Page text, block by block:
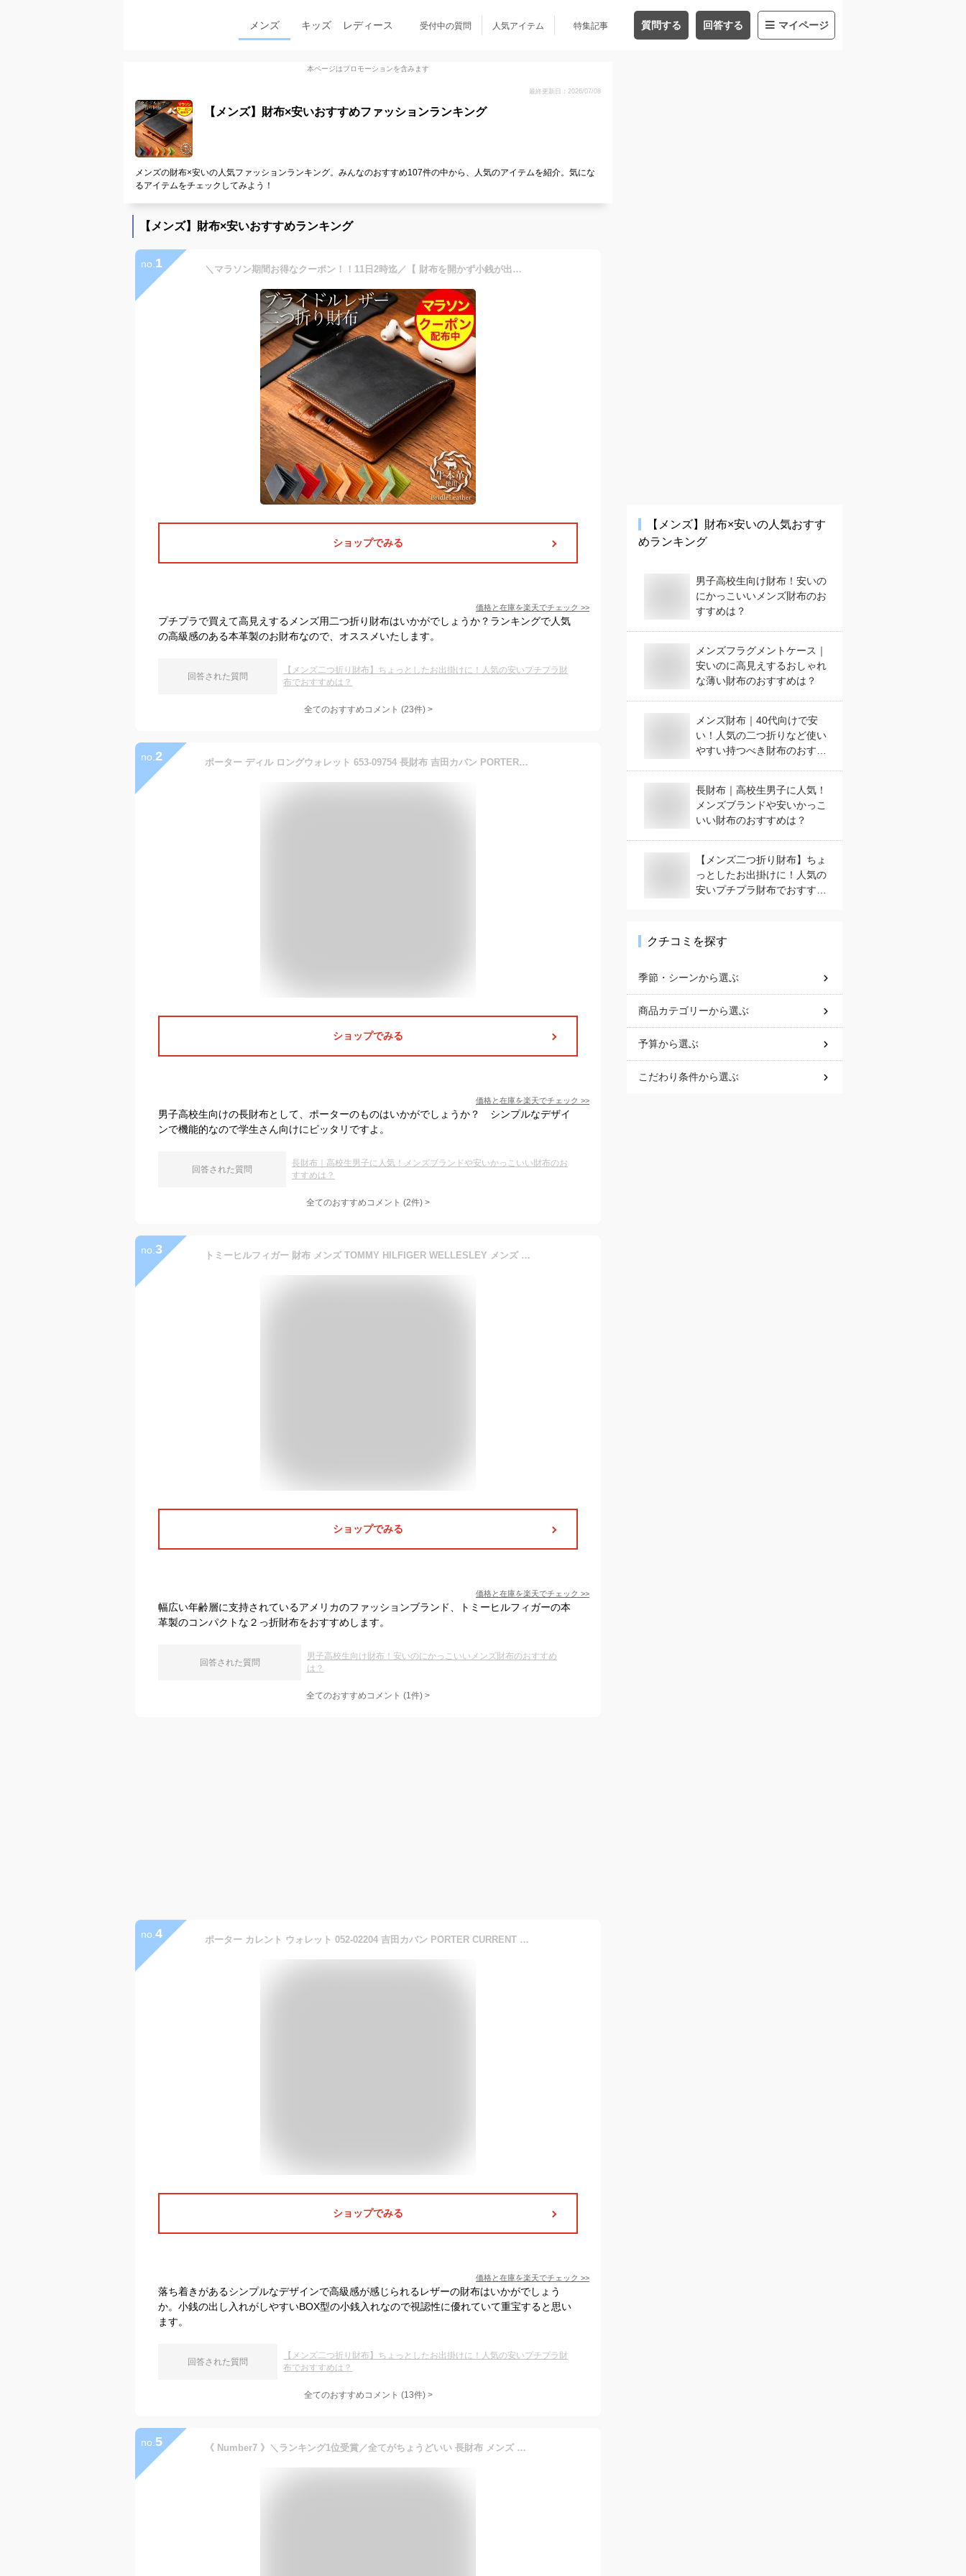
メンズ キッズ レディース 受付中の質問 人気アイテム 特集記事 質問する 回答する マイページ
本ページはプロモーションを含みます
最終更新日：2026/07/08
【メンズ】財布×安いおすすめファッションランキング
メンズの財布×安いの人気ファッションランキング。みんなのおすすめ107件の中から、人気のアイテムを紹介。気にな
るアイテムをチェックしてみよう！
【メンズ】財布×安いおすすめランキング
no. 1 ＼マラソン期間お得なクーポン！！11日2時迄／【 財布を開かず小銭が出せる】《ランキング1位受賞！》スリム ブライドルレザー 二つ折り財布 メンズ 本革 GRACIA グラシア 大容量 BOX型小銭入れ 二つ折り 財布 プレゼント 人気 新生活 革 サイフ ギフト 送料無料
ショップでみる
価格と在庫を楽天でチェック >>
プチプラで買えて高見えするメンズ用二つ折り財布はいかがでしょうか？ランキングで人気
の高級感のある本革製のお財布なので、オススメいたします。
回答された質問
【メンズ二つ折り財布】ちょっとしたお出掛けに！人気の安いプチプラ財
布でおすすめは？
全てのおすすめコメント (23件) >
no. 2 ポーター ディル ロングウォレット 653-09754 長財布 吉田カバン PORTER DILL WALLET 財布 メンズ レディース ブランド かぶせ 小銭入れ付き 軽量 シンプル ビジネス 黒 ブラック プレゼント ギフト 日本製
ショップでみる
価格と在庫を楽天でチェック >>
男子高校生向けの長財布として、ポーターのものはいかがでしょうか？ シンプルなデザイ
ンで機能的なので学生さん向けにピッタリですよ。
回答された質問
長財布｜高校生男子に人気！メンズブランドや安いかっこいい財布のお
すすめは？
全てのおすすめコメント (2件) >
no. 3 トミーヒルフィガー 財布 メンズ TOMMY HILFIGER WELLESLEY メンズ 二つ折り 財布 31TL25X005 51962 51963
ショップでみる
価格と在庫を楽天でチェック >>
幅広い年齢層に支持されているアメリカのファッションブランド、トミーヒルフィガーの本
革製のコンパクトな２っ折財布をおすすめします。
回答された質問
男子高校生向け財布！安いのにかっこいいメンズ財布のおすすめ
は？
全てのおすすめコメント (1件) >
no. 4 ポーター カレント ウォレット 052-02204 吉田カバン PORTER CURRENT WALLET 二つ折り財布 二つ折り 財布 小銭入れあり BOX型小銭入れ ブランド 小さい 本革 薄い メンズ レディース 黒 日本製
ショップでみる
価格と在庫を楽天でチェック >>
落ち着きがあるシンプルなデザインで高級感が感じられるレザーの財布はいかがでしょう
か。小銭の出し入れがしやすいBOX型の小銭入れなので視認性に優れていて重宝すると思い
ます。
回答された質問
【メンズ二つ折り財布】ちょっとしたお出掛けに！人気の安いプチプラ財
布でおすすめは？
全てのおすすめコメント (13件) >
no. 5 《 Number7 》＼ランキング1位受賞／全てがちょうどいい 長財布 メンズ カーボンレザー 7色展開 財布 二つ折り ウォレット ブランド 一粒万倍日 天赦日 プレゼント カーボン 革 サイフ 長サイフ 【送料無料！】 ギフト
【メンズ】 財布×安いの人気おすす
めランキング
男子高校生向け財布！安いの
にかっこいいメンズ財布のお
すすめは？
メンズフラグメントケース｜
安いのに高見えするおしゃれ
な薄い財布のおすすめは？
メンズ財布｜40代向けで安
い！人気の二つ折りなど使い
やすい持つべき財布のおすす
長財布｜高校生男子に人気！
メンズブランドや安いかっこ
いい財布のおすすめは？
【メンズ二つ折り財布】ちょ
っとしたお出掛けに！人気の
安いプチプラ財布でおすすめ
クチコミを探す
季節・シーンから選ぶ
商品カテゴリーから選ぶ
予算から選ぶ
こだわり条件から選ぶ